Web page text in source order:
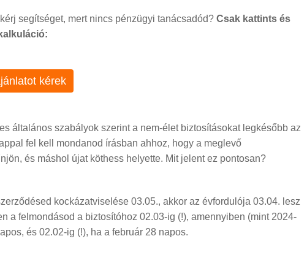
segítséget, mert nincs pénzügyi tanácsadód? Csak kattints és
kérek
általános szabályok szerint a nem-élet biztosításokat legkésőbb az
fel kell mondanod írásban ahhoz, hogy a meglevő
és máshol újat köthess helyette. Mit jelent ez pontosan?
kockázatviselése 03.05., akkor az évfordulója 03.04. lesz
a felmondásod a biztosítóhoz 02.03-ig (!), amennyiben (mint 2024-
és 02.02-ig (!), ha a február 28 napos.